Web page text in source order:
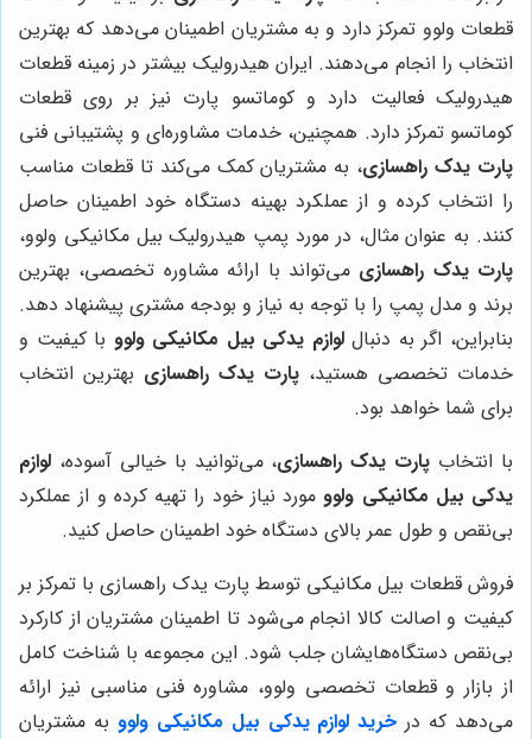
قطعات ولوو تمرکز دارد و به مشتریان اطمینان می‌دهد که بهترین
انتخاب را انجام می‌دهند. ایران هیدرولیک بیشتر در زمینه قطعات
هیدرولیک فعالیت دارد و کوماتسو پارت نیز بر روی قطعات
کوماتسو تمرکز دارد. همچنین، خدمات مشاوره‌ای و پشتیبانی فنی
پارت یدک راهسازی، به مشتریان کمک می‌کند تا قطعات مناسب
را انتخاب کرده و از عملکرد بهینه دستگاه خود اطمینان حاصل
کنند. به عنوان مثال، در مورد پمپ هیدرولیک بیل مکانیکی ولوو،
پارت یدک راهسازی می‌تواند با ارائه مشاوره تخصصی، بهترین
برند و مدل پمپ را با توجه به نیاز و بودجه مشتری پیشنهاد دهد.
بنابراین، اگر به دنباللوازم یدکی بیل مکانیکی ولوو با کیفیت و
خدمات تخصصی هستید، پارت یدک راهسازی بهترین انتخاب
برای شما خواهد بود.
با انتخاب پارت یدک راهسازی، می‌توانید با خیالی آسوده، لوازم
یدکی بیل مکانیکی ولوومورد نیاز خود را تهیه کرده و از عملکرد
بی‌نقص و طول عمر بالای دستگاه خود اطمینان حاصل کنید.
فروش قطعات بیل مکانیکی توسط پارت یدک راهسازی با تمرکز بر
کیفیت و اصالت کالا انجام می‌شود تا اطمینان مشتریان از کارکرد
بی‌نقص دستگاه‌هایشان جلب شود. این مجموعه با شناخت کامل
از بازار و قطعات تخصصی ولوو، مشاوره فنی مناسبی نیز ارائه
می‌دهد که در خرید لوازم یدکی بیل مکانیکی ولوو به مشتریان